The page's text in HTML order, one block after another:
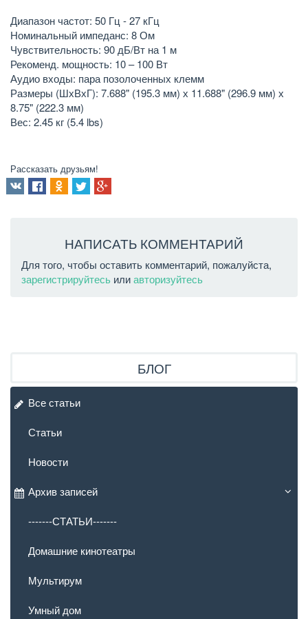
Диапазон частот: 50 Гц - 27 кГц
Номинальный импеданс: 8 Ом
Чувствительность: 90 дБ/Вт на 1 м
Рекоменд. мощность: 10 – 100 Вт
Аудио входы: пара позолоченных клемм
Размеры (ШхВхГ): 7.688" (195.3 мм) х 11.688" (296.9 мм) х
8.75" (222.3 мм)
Вес: 2.45 кг (5.4 lbs)
Рассказать друзьям!
НАПИСАТЬ КОММЕНТАРИЙ
Для того, чтобы оставить комментарий, пожалуйста,
зарегистрируйтесь илиавторизуйтесь
БЛОГ
Все статьи
Статьи
Новости
Архив записей
-------СТАТЬИ-------
Домашние кинотеатры
Мультирум
Умный дом